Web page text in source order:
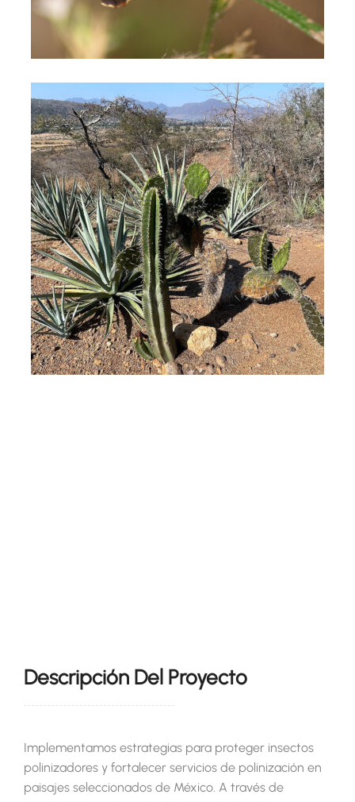
Descripción Del Proyecto
Implementamos estrategias para proteger insectos
polinizadores y fortalecer servicios de polinización en
paisajes seleccionados de México. A través de